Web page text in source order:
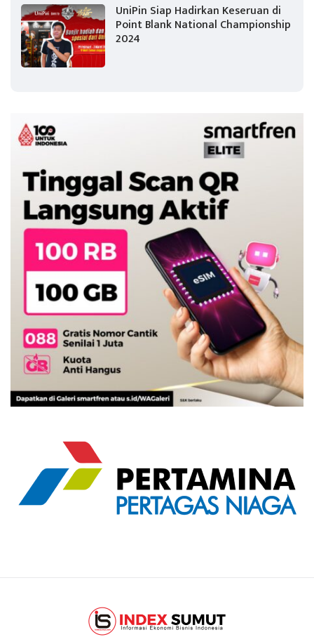
UniPin Siap Hadirkan Keseruan di
Point Blank National Championship
2024